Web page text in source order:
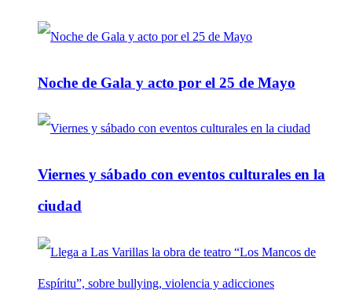
Noche de Gala y acto por el 25 de Mayo
Viernes y sábado con eventos culturales en la
ciudad